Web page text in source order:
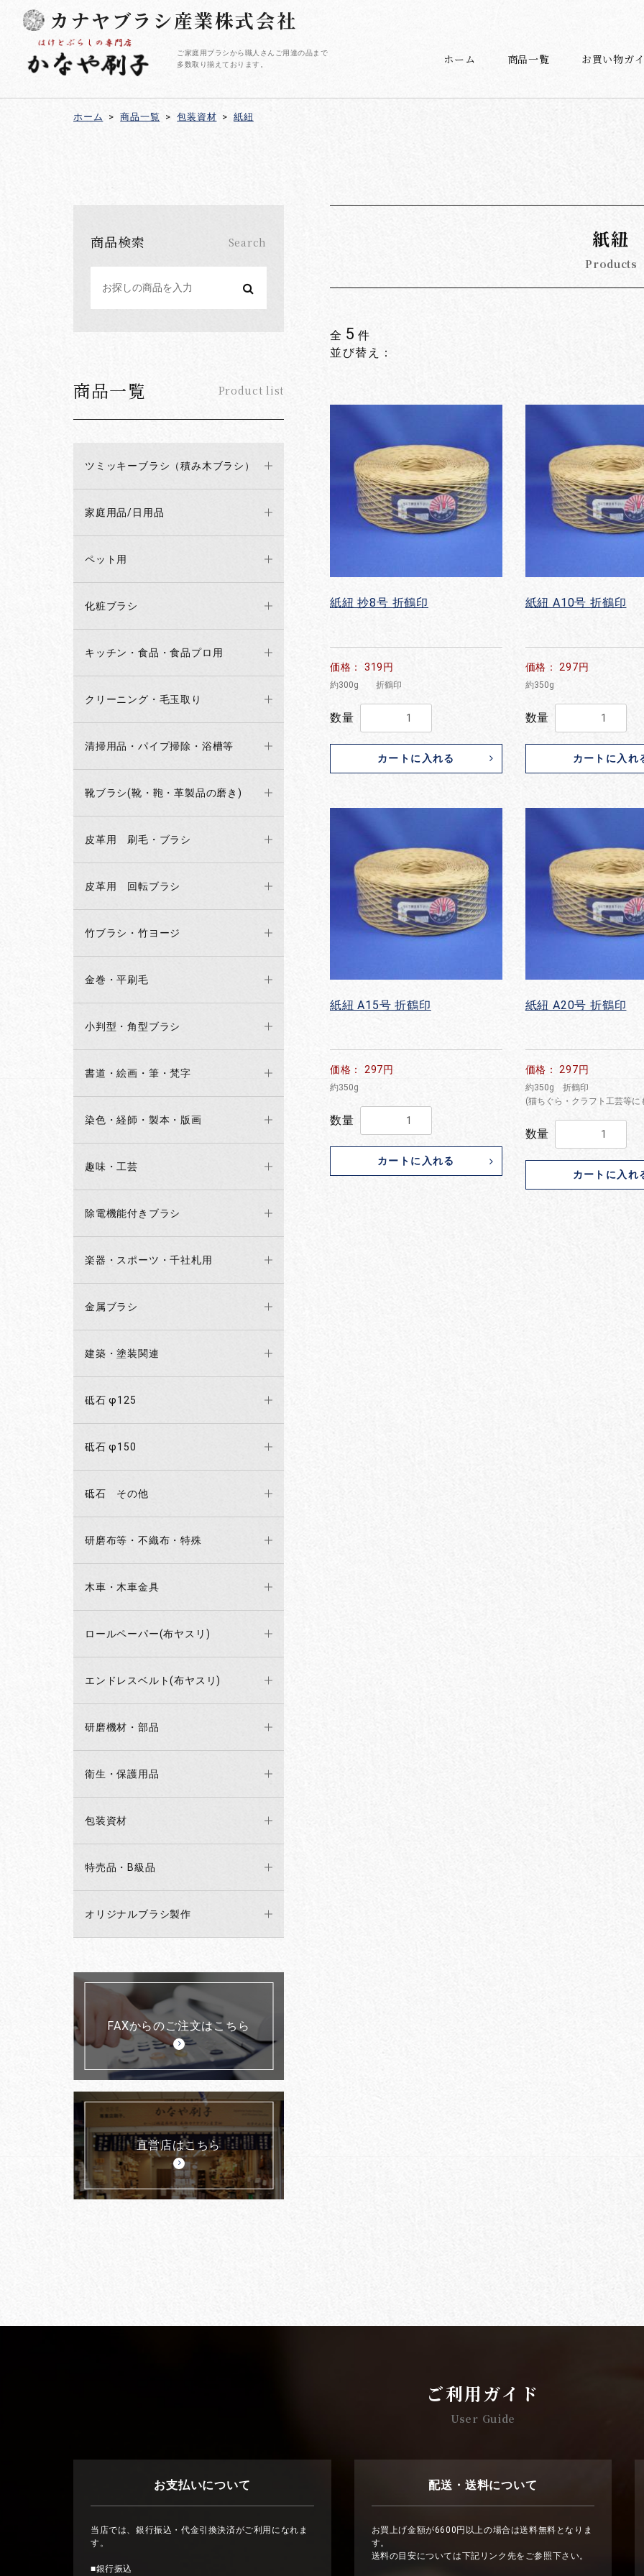
カナヤブラシ産業株式会社
ご家庭用ブラシから職人さんご用達の品まで
多数取り揃えております。
ホーム 商品一覧 お買い物ガ
ホーム > 商品一覧 > 包装資材 > 紙紐
商品検索 Search
商品一覧 Product list
ツミッキーブラシ（積み木ブラシ）
家庭用品/日用品
ペット用
化粧ブラシ
キッチン・食品・食品プロ用
クリーニング・毛玉取り
清掃用品・パイプ掃除・浴槽等
靴ブラシ(靴・鞄・革製品の磨き)
皮革用 刷毛・ブラシ
皮革用 回転ブラシ
竹ブラシ・竹ヨージ
金巻・平刷毛
小判型・角型ブラシ
書道・絵画・筆・梵字
染色・経師・製本・版画
趣味・工芸
除電機能付きブラシ
楽器・スポーツ・千社札用
金属ブラシ
建築・塗装関連
砥石 φ125
砥石 φ150
砥石 その他
研磨布等・不織布・特殊
木車・木車金具
ロールペーパー(布ヤスリ)
エンドレスベルト(布ヤスリ)
研磨機材・部品
衛生・保護用品
包装資材
特売品・B級品
オリジナルブラシ製作
FAXからのご注文はこちら
直営店はこちら
紙紐
Products
全 5 件
並び替え：
紙紐 抄8号 折鶴印
価格： 319円
約300g 折鶴印
数量
カートに入れる
紙紐 A10号 折鶴印
価格： 297円
約350g
数量
カートに入れ
紙紐 A15号 折鶴印
価格： 297円
約350g
数量
カートに入れる
紙紐 A20号 折鶴印
価格： 297円
約350g 折鶴印
(猫ちぐら・クラフト工芸等に
数量
カートに入れ
ご利用ガイド
User Guide
お支払いについて
当店では、銀行振込・代金引換決済がご利用になれま
す。
■銀行振込
配送・送料について
お買上げ金額が6600円以上の場合は送料無料となりま
す。
送料の目安については下記リンク先をご参照下さい。